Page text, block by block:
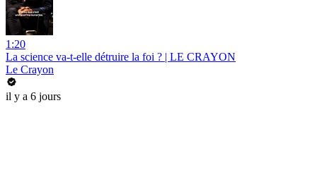
1:20
La science va-t-elle détruire la foi ? | LE CRAYON
Le Crayon
il y a 6 jours